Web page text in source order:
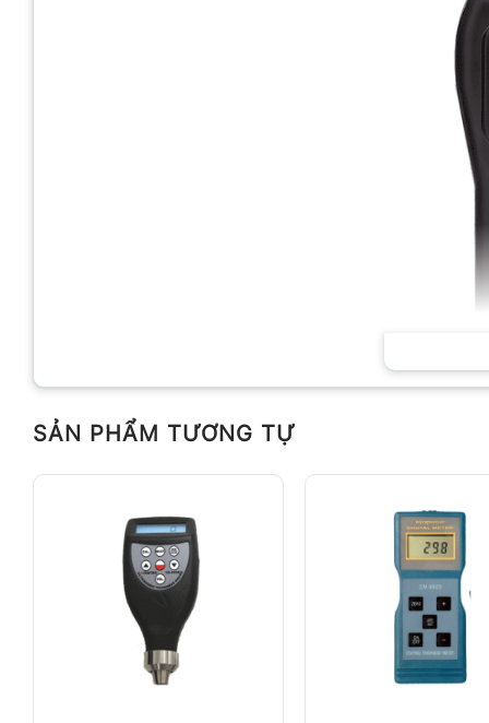
Máy đo
Giải pháp giám sát nhiệt độ và độ ẩm liên tục
lạnh và khu vực bảo quản sản phẩm. Với khả năng
đo nhiệt độ độ ẩm Extech RHT20
giúp theo dõi
Kiểu dáng nhỏ gọn cùng giao diện USB hỗ trợ
RHT20 phù hợp cho nhiều lĩnh vực như logistics,
SẢN PHẨM TƯƠNG TỰ